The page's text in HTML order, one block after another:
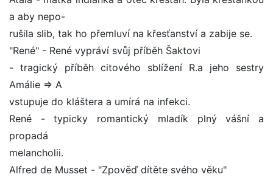
a aby nepo-
rušila slib, tak ho přemluví na křesťanství a zabije se.
"René" - René vypráví svůj příběh Šaktovi
- tragický příběh citového sblížení R.a jeho sestry
Amálie => A
vstupuje do kláštera a umírá na infekci.
René - typicky romantický mladík plný vášní a
propadá
melancholii.
Alfred de Musset - "Zpověď dítěte svého věku"